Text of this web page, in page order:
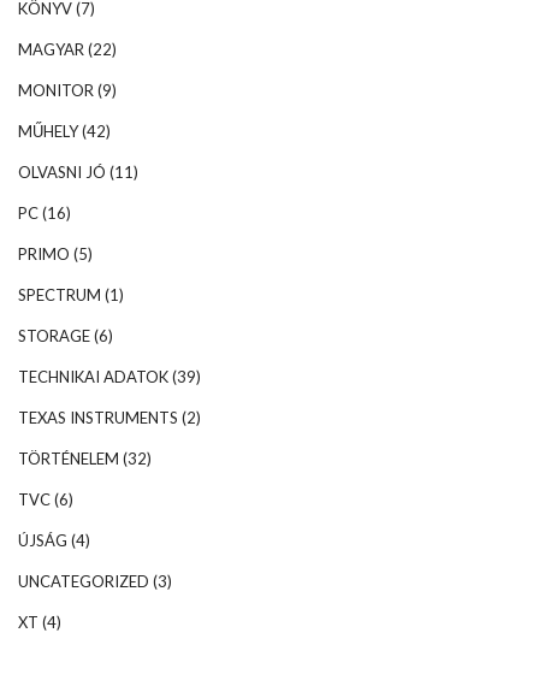
KÖNYV(7)
MAGYAR(22)
MONITOR(9)
MŰHELY(42)
OLVASNI JÓ (11)
PC(16)
PRIMO (5)
SPECTRUM (1)
STORAGE(6)
TECHNIKAI ADATOK(39)
TEXAS INSTRUMENTS (2)
TÖRTÉNELEM (32)
TVC(6)
ÚJSÁG (4)
UNCATEGORIZED (3)
XT (4)